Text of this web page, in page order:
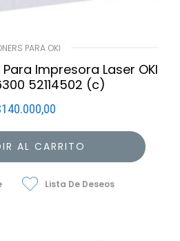
PARA OKI
Impresora Laser OKI
52114502 (c)
140.000,00
AL CARRITO
Lista De Deseos